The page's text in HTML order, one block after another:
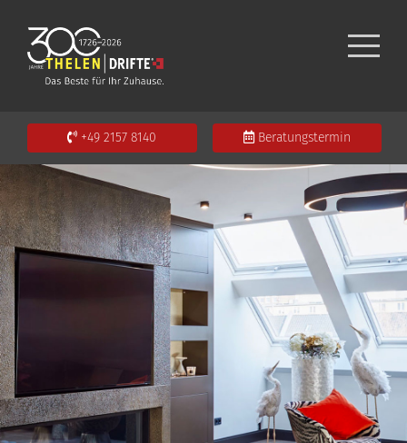
+49 2157 8140 Beratungstermin